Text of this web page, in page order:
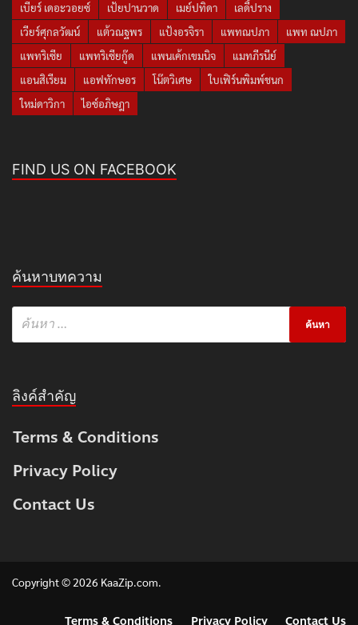
เบียร์ เดอะวอยซ์
เป้ยปานวาด เมย์ปทิดา
เลดี้ปราง
เวียร์ศุกลวัฒน์
แต้วณฐพร แป้งอรจิรา แพทณปภา
แพท ณปภา
แพทริเซีย
แพทริเซียกู๊ด แพนเค้กเขมนิจ
แมทภีรนีย์
แอนสิเรียม
แอฟทักษอร โน๊ตวิเศษ
ใบเฟิร์นพิมพ์ชนก
ใหม่ดาวิกา
ไอซ์อภิษฎา
FIND US ON FACEBOOK
ค้นหาบทความ
ลิงค์สำคัญ
Terms & Conditions
Privacy Policy
Contact Us
Copyright © 2026 KaaZip.com.
Terms & Conditions Privacy Policy Contact Us